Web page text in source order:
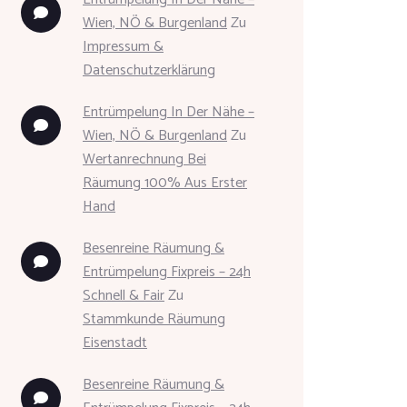
Wien, NÖ & BurgenlandZu
Impressum &
Datenschutzerklärung
Entrümpelung In Der Nähe –
Wien, NÖ & BurgenlandZu
Wertanrechnung Bei
Räumung 100% Aus Erster
Hand
Besenreine Räumung &
Entrümpelung Fixpreis – 24h
Schnell & FairZu
Stammkunde Räumung
Eisenstadt
Besenreine Räumung &